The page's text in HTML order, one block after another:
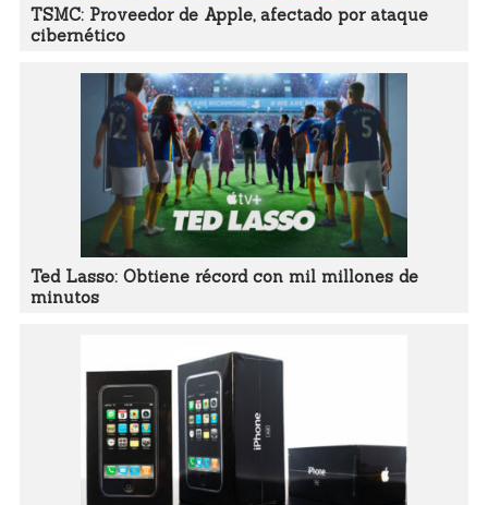
TSMC: Proveedor de Apple, afectado por ataque
cibernético
Ted Lasso: Obtiene récord con mil millones de
minutos